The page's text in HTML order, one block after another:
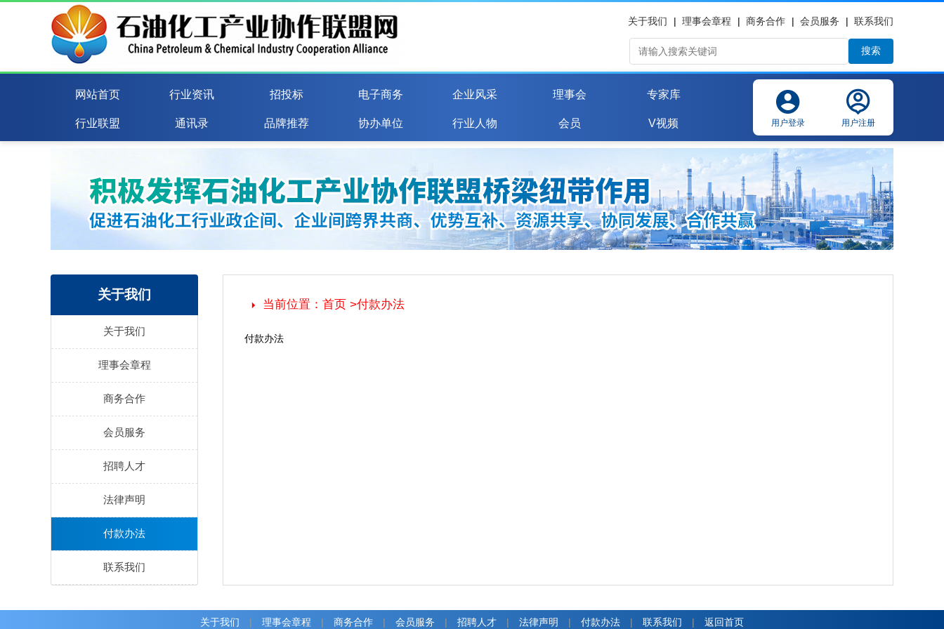
关于我们 | 理事会章程 | 商务合作 | 会员服务 | 联系我们
搜索
网站首页 行业资讯 招投标 电子商务 企业风采 理事会 专家库
行业联盟 通讯录 品牌推荐 协办单位 行业人物 会员 V视频 用户登录 用户注册
关于我们
关于我们
理事会章程
商务合作
会员服务
招聘人才
法律声明
付款办法
联系我们
当前位置： 首页 >付款办法
付款办法
关于我们 | 理事会章程 | 商务合作 | 会员服务 | 招聘人才 | 法律声明 | 付款办法 | 联系我们 | 返回首页